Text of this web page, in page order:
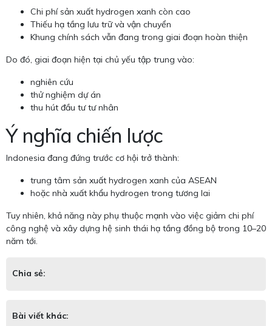
Chi phí sản xuất hydrogen xanh còn cao
Thiếu hạ tầng lưu trữ và vận chuyển
Khung chính sách vẫn đang trong giai đoạn hoàn thiện
Do đó, giai đoạn hiện tại chủ yếu tập trung vào:
nghiên cứu
thử nghiệm dự án
thu hút đầu tư tư nhân
Ý nghĩa chiến lược
Indonesia đang đứng trước cơ hội trở thành:
trung tâm sản xuất hydrogen xanh của ASEAN
hoặc nhà xuất khẩu hydrogen trong tương lai
Tuy nhiên, khả năng này phụ thuộc mạnh vào việc giảm chi phí
công nghệ và xây dựng hệ sinh thái hạ tầng đồng bộ trong 10–20
năm tới.
Chia sẻ:
Bài viết khác: